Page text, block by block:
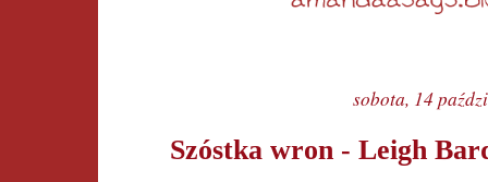
sobota, 14
Szóstka wron - Leigh